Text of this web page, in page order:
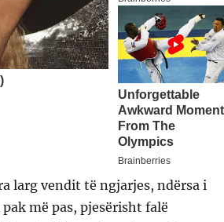
larg vendit të ngjarjes, ndërsa i
më pas, pjesërisht falë